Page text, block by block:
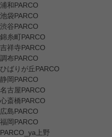
浦和PARCO
池袋PARCO
渋谷PARCO
錦糸町PARCO
吉祥寺PARCO
調布PARCO
ひばりが丘PARCO
静岡PARCO
名古屋PARCO
心斎橋PARCO
広島PARCO
福岡PARCO
PARCO_ya上野